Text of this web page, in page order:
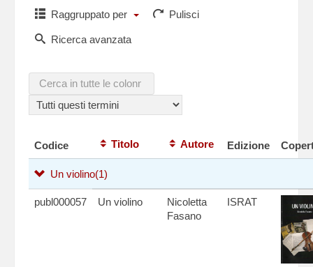
Raggruppato per Pulisci
Ricerca avanzata
Codice Titolo Autore Edizione
Un violino(1)
publ000057 Un violino
Nicoletta
Fasano
ISRAT